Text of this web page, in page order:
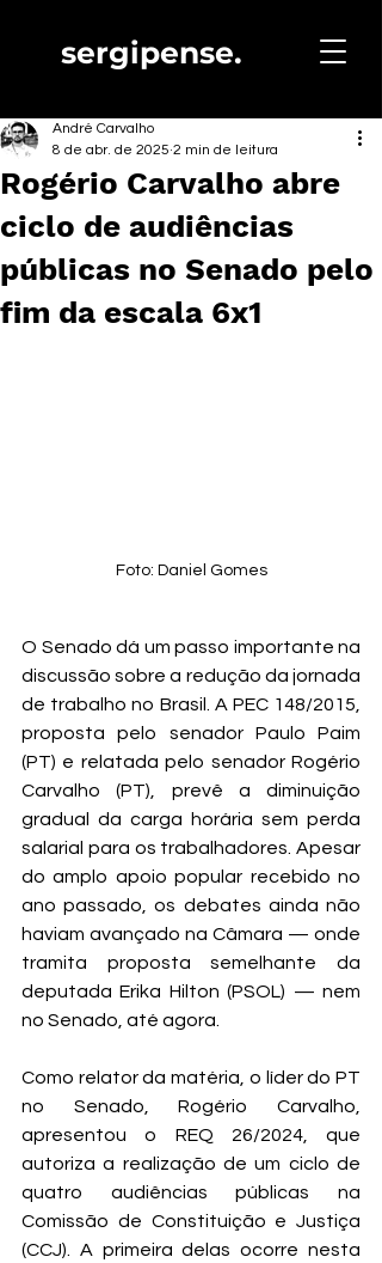
sergipense.
Rogério Carvalho abre
ciclo de audiências
públicas no Senado pelo
fim da escala 6x1
André Carvalho
8 de abr. de 2025 2 min de leitura
Foto: Daniel Gomes
O Senado dá um passo importante na
discussão sobre a redução da jornada
de trabalho no Brasil. A PEC 148/2015,
proposta pelo senador Paulo Paim
(PT) e relatada pelo senador Rogério
Carvalho (PT), prevê a diminuição
gradual da carga horária sem perda
salarial para os trabalhadores. Apesar
do amplo apoio popular recebido no
ano passado, os debates ainda não
haviam avançado na Câmara — onde
tramita proposta semelhante da
deputada Erika Hilton (PSOL) — nem
no Senado, até agora.
Como relator da matéria, o líder do PT
no Senado, Rogério Carvalho,
apresentou o REQ 26/2024, que
autoriza a realização de um ciclo de
quatro audiências públicas na
Comissão de Constituição e Justiça
(CCJ). A primeira delas ocorre nesta